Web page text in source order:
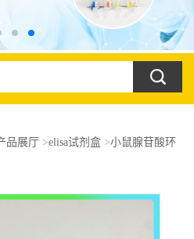
品展厅 >elisa试剂盒>小鼠腺苷酸环